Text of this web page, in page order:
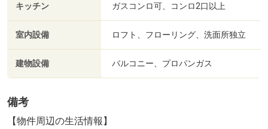
キッチン ガスコンロ可、コンロ2口以上
室内設備 ロフト、フローリング、洗面所独立
建物設備 バルコニー、プロパンガス
備考
【物件周辺の生活情報】